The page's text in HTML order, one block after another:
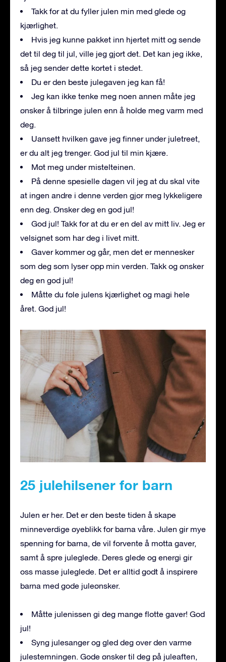
Takk for at du fyller julen min med glede og
kjærlighet.
Hvis jeg kunne pakket inn hjertet mitt og sende
det til deg til jul, ville jeg gjort det. Det kan jeg ikke,
så jeg sender dette kortet i stedet.
Du er den beste julegaven jeg kan få!
Jeg kan ikke tenke meg noen annen måte jeg
ønsker å tilbringe julen enn å holde meg varm med
deg.
Uansett hvilken gave jeg finner under juletreet,
er du alt jeg trenger. God jul til min kjære.
Møt meg under mistelteinen.
På denne spesielle dagen vil jeg at du skal vite
at ingen andre i denne verden gjør meg lykkeligere
enn deg. Ønsker deg en god jul!
God jul! Takk for at du er en del av mitt liv. Jeg er
velsignet som har deg i livet mitt.
Gaver kommer og går, men det er mennesker
som deg som lyser opp min verden. Takk og ønsker
deg en god jul!
Måtte du føle julens kjærlighet og magi hele
året. God jul!
25 julehilsener for barn
Julen er her. Det er den beste tiden å skape
minneverdige øyeblikk for barna våre. Julen gir mye
spenning for barna, de vil forvente å motta gaver,
samt å spre juleglede. Deres glede og energi gir
oss masse juleglede. Det er alltid godt å inspirere
barna med gode juleønsker.
Måtte julenissen gi deg mange flotte gaver! God
jul!
Syng julesanger og gled deg over den varme
julestemningen. Gode ønsker til deg på juleaften,